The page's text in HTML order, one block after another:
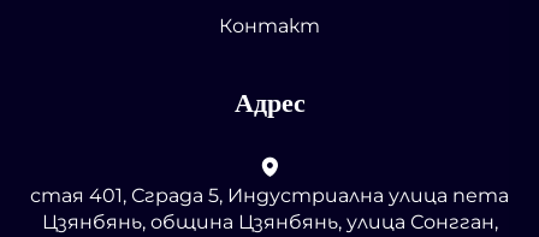
Контакт
Адрес
стая 401, Сграда 5, Индустриална улица пета
Цзянбянь, община Цзянбянь, улица Сонгган,